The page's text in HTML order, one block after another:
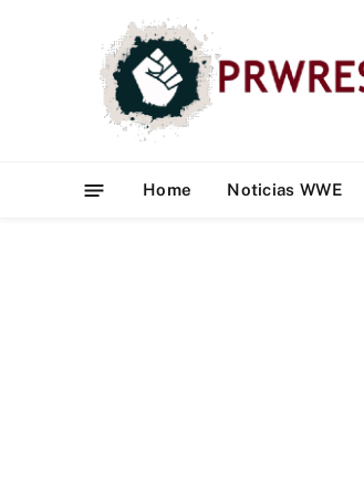
Home Noticias WWE